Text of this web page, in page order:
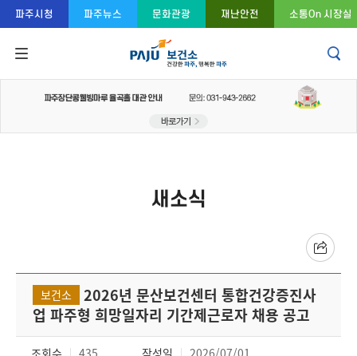
콘텐츠 바로가기
주메뉴 바로가기
푸터 바로가기
파주시청 파주뉴스 문화관광 재난안전 소통On 시장실
새소식
보건소
2026년 문산보건센터 통합건강증진사
업 파주형 희망일자리 기간제근로자 채용 공고